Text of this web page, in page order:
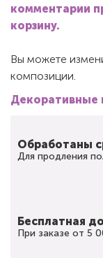
комментарии
корзину.
Вы можете
композиции.
Декоративные
Обработаны
Для продления
Бесплатная
При заказе от 5